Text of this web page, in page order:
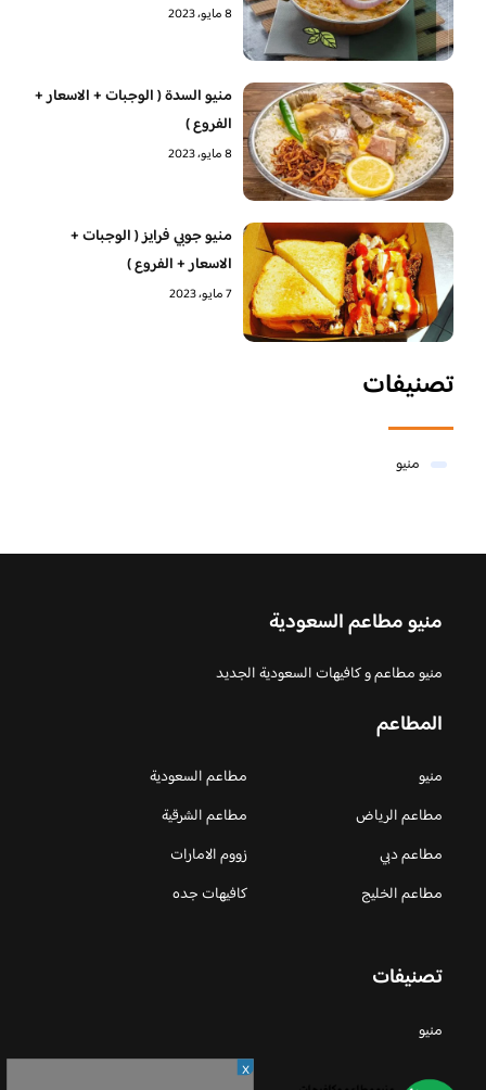
8 مايو، 2023
منيو السدة ( الوجبات + الاسعار +
الفروع )
8 مايو، 2023
منيو جوبي فرايز ( الوجبات +
الاسعار + الفروع )
7 مايو، 2023
تصنيفات
منيو
منيو مطاعم السعودية
منيو مطاعم و كافيهات السعودية الجديد
المطاعم
منيو
مطاعم السعودية
مطاعم الرياض
مطاعم الشرقية
مطاعم دبي
زووم الامارات
مطاعم الخليج
كافيهات جده
تصنيفات
منيو
X